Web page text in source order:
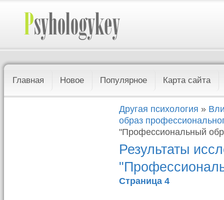
Главная Новое Популярное Карта сайта
Другая психология »
образ
"Профессиональный
Результаты
Страница 4